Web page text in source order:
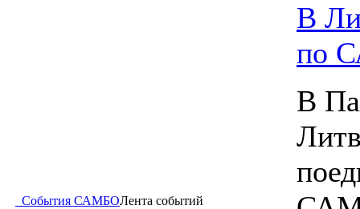
События САМБОЛента событий
В
по
В